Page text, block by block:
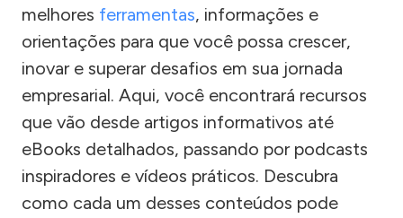
melhores ferramentas, informações e
orientações para que você possa crescer,
inovar e superar desafios em sua jornada
empresarial. Aqui, você encontrará recursos
que vão desde artigos informativos até
eBooks detalhados, passando por podcasts
inspiradores e vídeos práticos. Descubra
como cada um desses conteúdos pode